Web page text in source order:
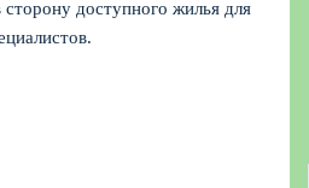
доступного жилья для